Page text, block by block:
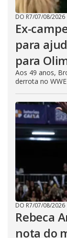
DO R7/07/08/2026
Ex-
para
para
Aos 49 anos,
derrota no WWE
DO R7/07/08/2026
Rebeca
nota do